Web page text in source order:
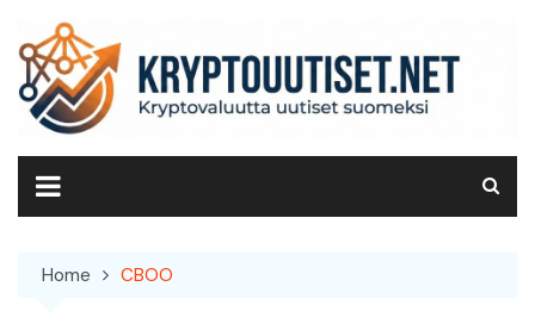
content
Home CBOO